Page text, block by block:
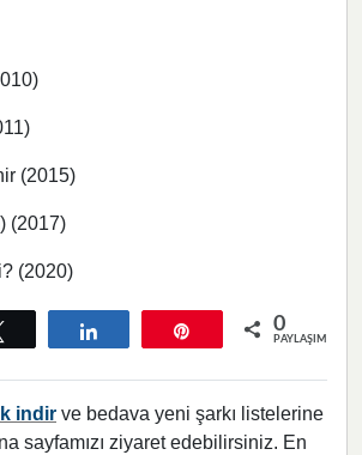
(2015)
(2017)
(2020)
0
PAYLAŞIMLAR
indir ve bedava yeni şarkı listelerine
sayfamızı ziyaret edebilirsiniz. En